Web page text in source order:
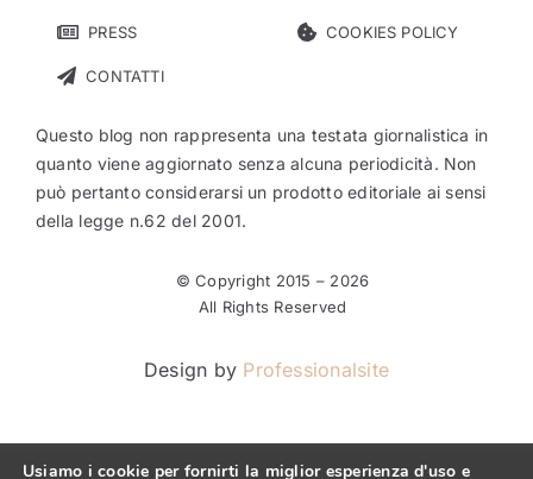
PRESS
CONTATTI
COOKIES POLICY
Questo blog non rappresenta una testata giornalistica in
quanto viene aggiornato senza alcuna periodicità. Non
può pertanto considerarsi un prodotto editoriale ai sensi
della legge n.62 del 2001.
© Copyright 2015 – 2026
All Rights Reserved
Design by Professionalsite
Usiamo i cookie per fornirti la miglior esperienza d'uso e